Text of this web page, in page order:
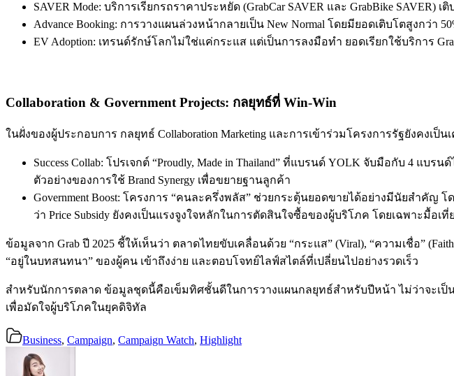
SAVER Mode: บริการเรียกรถราคาประหยัด (GrabCar SAVER และ GrabBike
Advance Booking: การวางแผนล่วงหน้ากลายเป็น New Normal โดยมียอดเติบโตสูงกว่า
EV Adoption: เทรนด์รักษ์โลกไม่ใช่แค่กระแส แต่เป็นการลงมือทำ ยอดเรียกใช้บริการ
Collaboration & Government Projects: กลยุทธ์ที่ Win-Win
ในฝั่งของผู้ประกอบการ กลยุทธ์ Collaboration Marketing และการเข้าร่วมโครงการรัฐยังคงเป็
Success Collab: โปรเจกต์ “Proudly, Made in Thailand” ที่แบรนด์ YOLK จับมือกับ 4
ตัวอย่างของการใช้ Brand Synergy เพื่อขยายฐานลูกค้า
Government Boost: โครงการ “คนละครึ่งพลัส” ช่วยกระตุ้นยอดขายได้อย่างมีนัยสำคัญ
ว่า Price Subsidy ยังคงเป็นแรงจูงใจหลักในการตัดสินใจซื้อของผู้บริโภค โดยเฉพาะมื้อเที่ย
ข้อมูลจาก Grab ปี 2025 ชี้ให้เห็นว่า ตลาดไทยขับเคลื่อนด้วย “กระแส” (Viral), “ความเชื่อ”
“อยู่ในบทสนทนา” ของผู้คน เข้าถึงง่าย และตอบโจทย์ไลฟ์สไตล์ที่เปลี่ยนไปอย่างรวดเร็ว
สำหรับนักการตลาด ข้อมูลชุดนี้คือเข็มทิศชั้นดีในการวางแผนกลยุทธ์สำหรับปีหน้า ไม่ว่าจะเป็น
เพื่อมัดใจผู้บริโภคในยุคดิจิทัล
Business, Campaign, Campaign Watch, Highlight